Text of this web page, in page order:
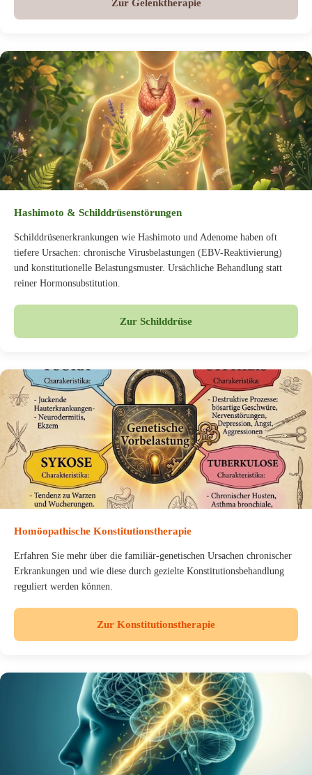
Zur Gelenktherapie
Hashimoto & Schilddrüsenstörungen
Schilddrüsenerkrankungen wie Hashimoto und Adenome haben oft
tiefere Ursachen: chronische Virusbelastungen (EBV-Reaktivierung)
und konstitutionelle Belastungsmuster. Ursächliche Behandlung statt
reiner Hormonsubstitution.
Zur Schilddrüse
Homöopathische Konstitutionstherapie
Erfahren Sie mehr über die familiär-genetischen Ursachen chronischer
Erkrankungen und wie diese durch gezielte Konstitutionsbehandlung
reguliert werden können.
Zur Konstitutionstherapie